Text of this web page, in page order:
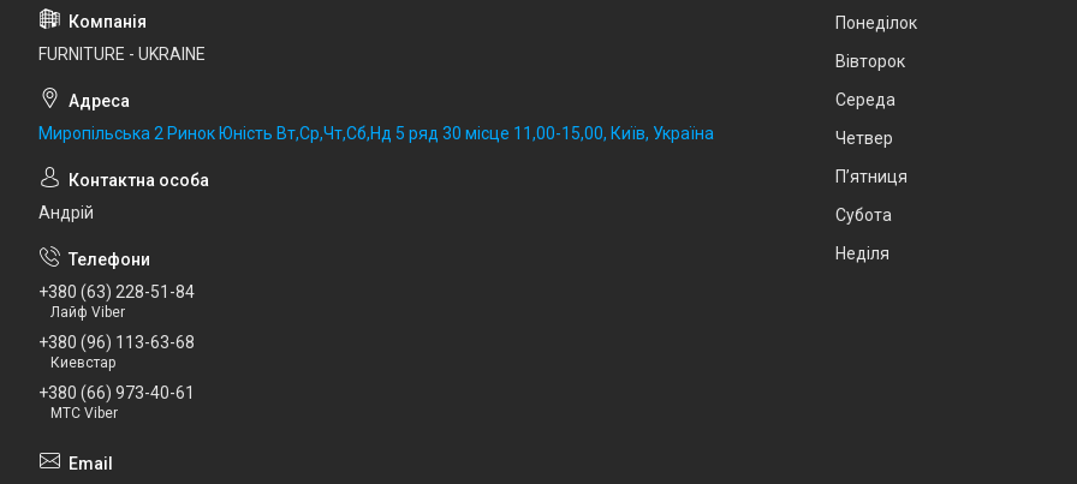
FURNITURE - UKRAINE
Миропільська 2 Ринок Юність Вт,Ср,Чт,Сб,Нд 5 ряд 30 місце 11,00-15,00, Київ, Україна
Андрій
+380 (63) 228-51-84
Лайф Viber
+380 (96) 113-63-68
Киевстар
+380 (66) 973-40-61
МТС Viber
Понеділок
Вівторок
Середа
Четвер
Пʼятниця
Субота
Неділя